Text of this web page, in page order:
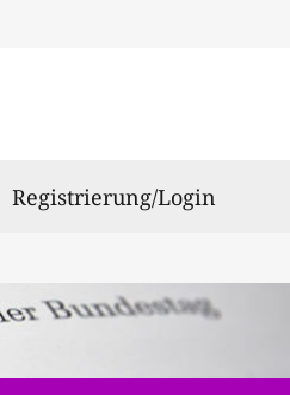
Registrierung/Login